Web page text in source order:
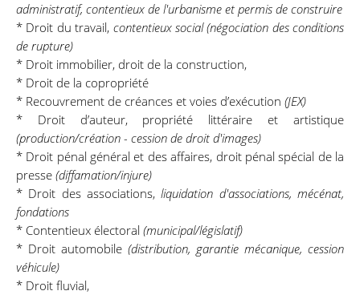
administratif, contentieux de l'urbanisme et permis de construire
* Droit du travail, contentieux social (négociation des conditions
de rupture)
* Droit immobilier, droit de la construction,
* Droit de la copropriété
* Recouvrement de créances et voies d’exécution (JEX)
* Droit d’auteur, propriété littéraire et artistique
(production/création - cession de droit d'images)
* Droit pénal général et des affaires, droit pénal spécial de la
presse (diffamation/injure)
* Droit des associations, liquidation d'associations, mécénat,
fondations
* Contentieux électoral (municipal/législatif)
* Droit automobile (distribution, garantie mécanique, cession
véhicule)
* Droit fluvial,